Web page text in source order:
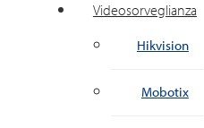
Videosorveglianza
Hikvision
Mobotix